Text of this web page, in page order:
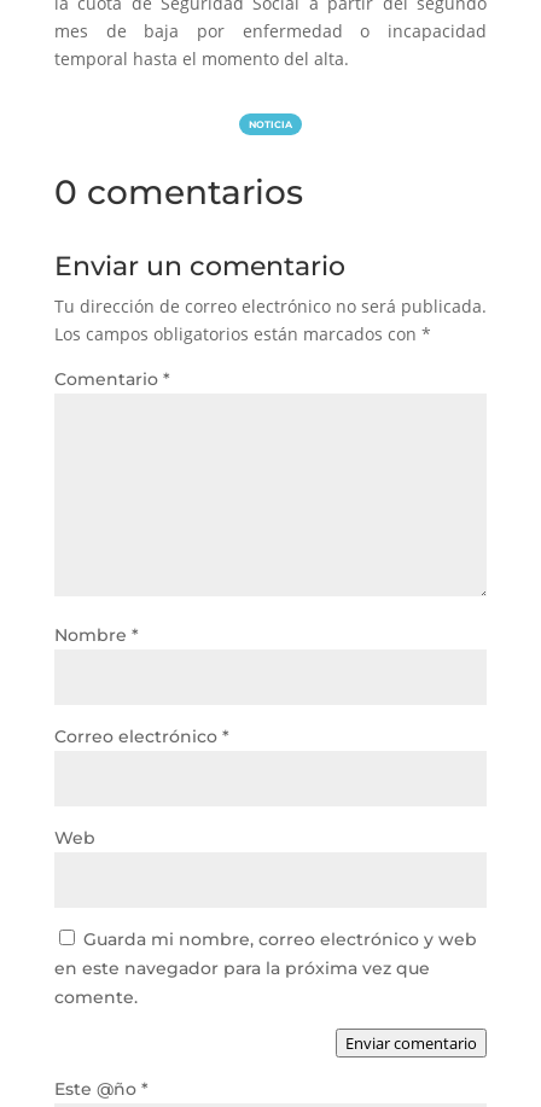
mes de baja por enfermedad o incapacidad
temporal hasta el momento del alta.
NOTICIA
0 comentarios
Enviar un comentario
Tu dirección de correo electrónico no será publicada.
Los campos obligatorios están marcados con *
Comentario *
Nombre *
Correo electrónico *
Web
Guarda mi nombre, correo electrónico y web
en este navegador para la próxima vez que
comente.
Enviar comentario
Este @ño *